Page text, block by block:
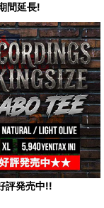
間延長!
評発売中!!